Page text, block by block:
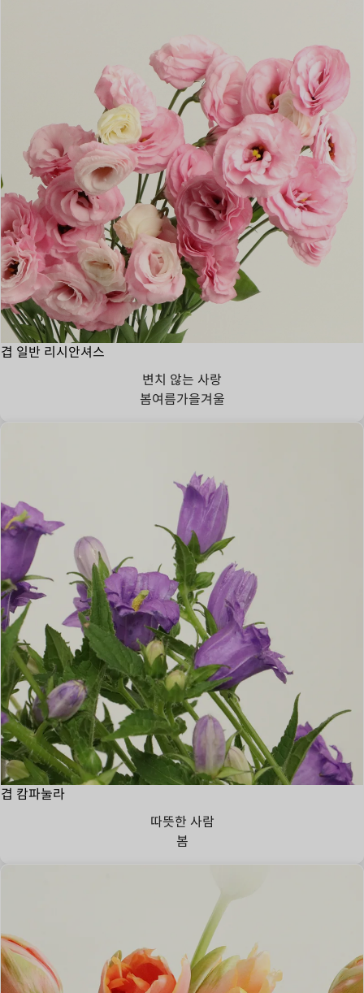
겹 일반 리시안셔스
변치 않는 사랑
봄여름가을겨울
겹 캄파눌라
따뜻한 사람
봄